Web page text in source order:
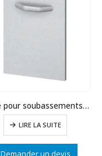
Porte pour soubassements d’oite & gauche Module 700
LIRE LA SUITE
Demander un devis